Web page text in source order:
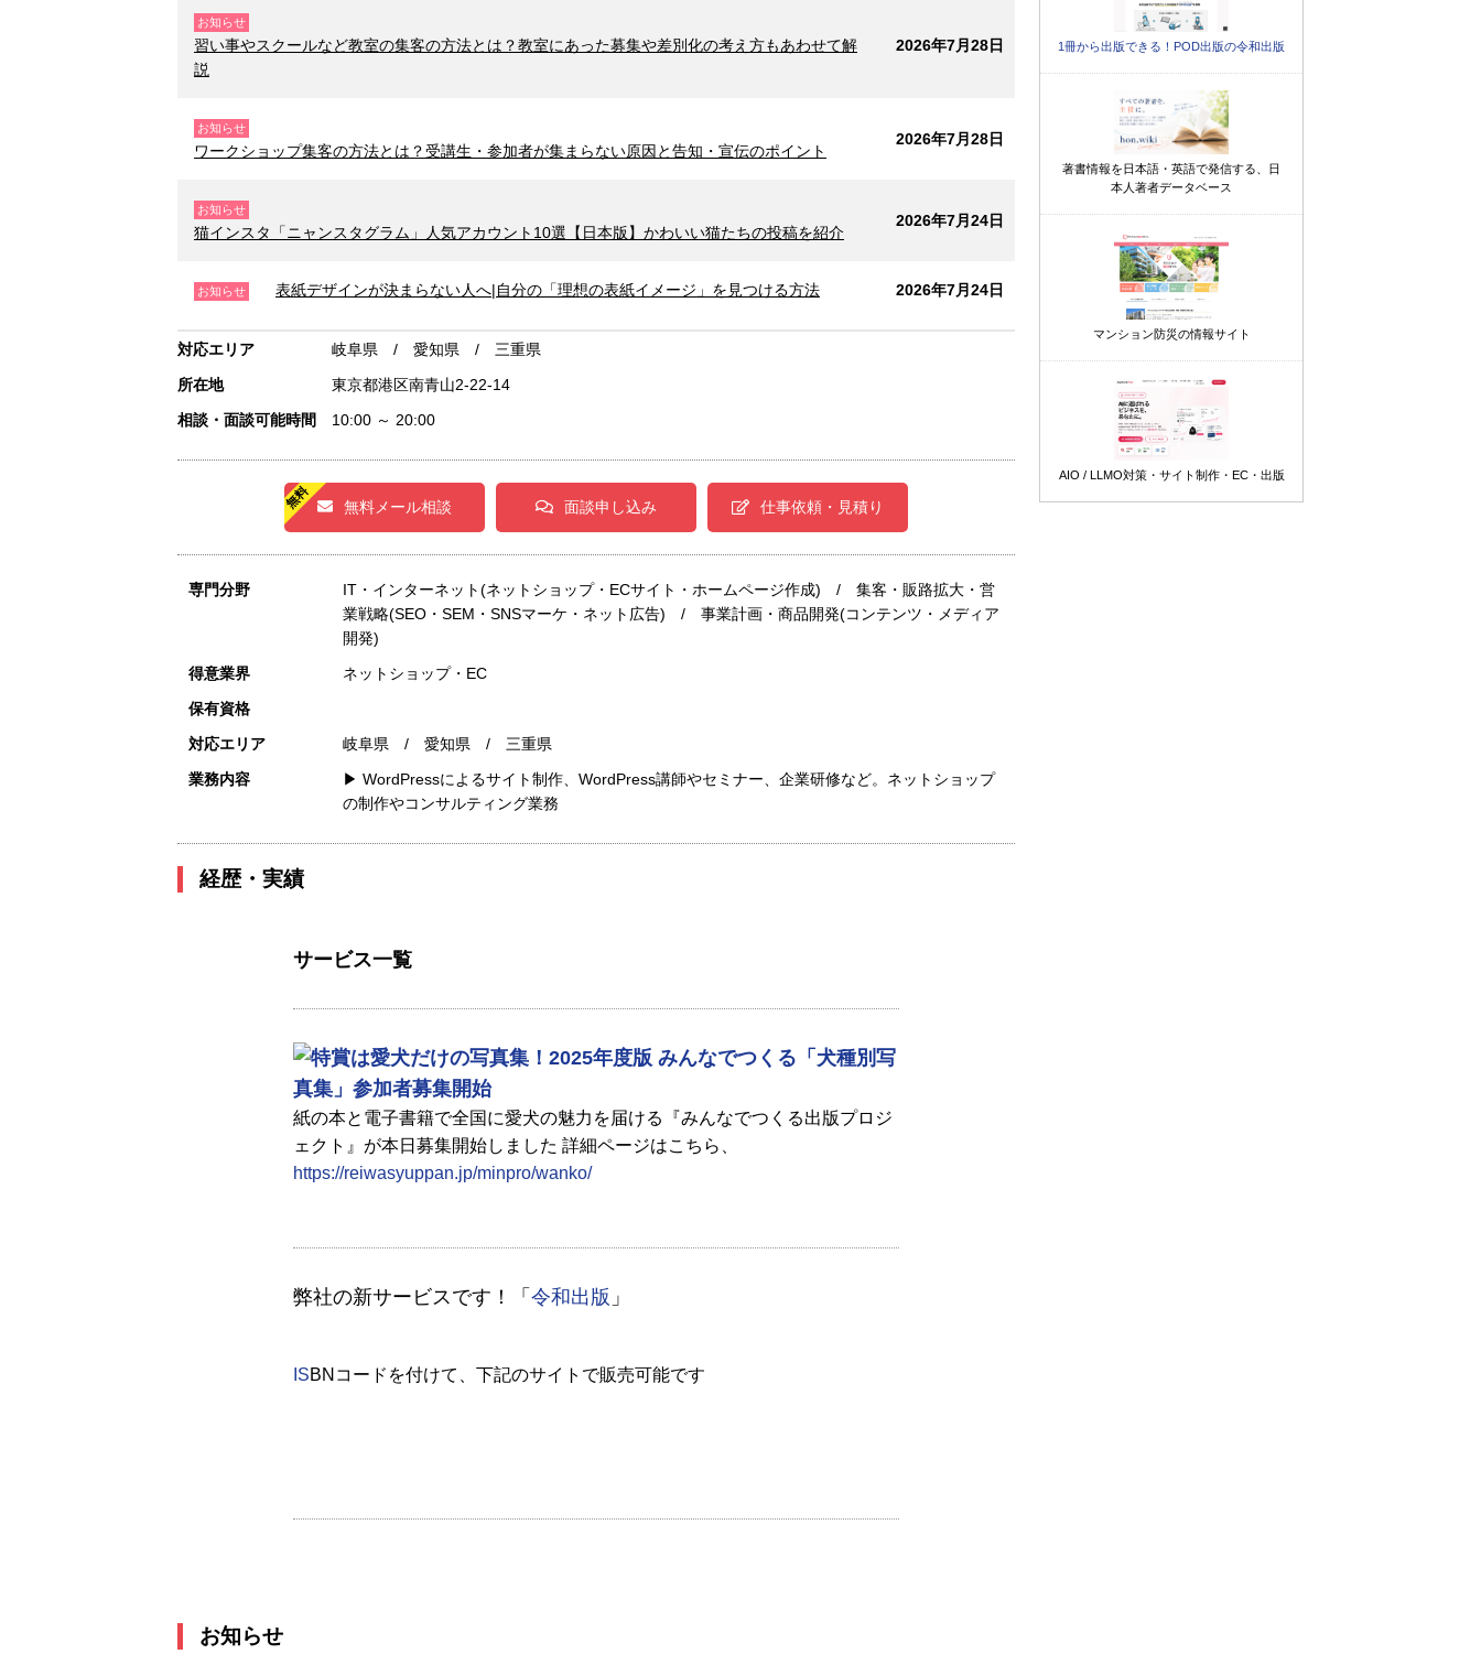
お知らせ
習い事やスクールなど教室の集客の方法とは？教室にあった募集や差別化の考え方もあわせて解
説
2026年7月28日
お知らせ
ワークショップ集客の方法とは？受講生・参加者が集まらない原因と告知・宣伝のポイント
2026年7月28日
お知らせ
猫インスタ「ニャンスタグラム」人気アカウント10選【日本版】かわいい猫たちの投稿を紹介
2026年7月24日
お知らせ 表紙デザインが決まらない人へ|自分の「理想の表紙イメージ」を見つける方法 2026年7月24日
対応エリア
岐阜県 / 愛知県 / 三重県
所在地
東京都港区南青山2-22-14
相談・面談可能時間
10:00 ～ 20:00
無料メール相談 面談申し込み 仕事依頼・見積り
専門分野
IT・インターネット(ネットショップ・ECサイト・ホームページ作成) / 集客・販路拡大・営
業戦略(SEO・SEM・SNSマーケ・ネット広告) / 事業計画・商品開発(コンテンツ・メディア
開発)
得意業界
ネットショップ・EC
保有資格
対応エリア
岐阜県 / 愛知県 / 三重県
業務内容
▶ WordPressによるサイト制作、WordPress講師やセミナー、企業研修など。ネットショップ
の制作やコンサルティング業務
経歴・実績
サービス一覧
紙の本と電子書籍で全国に愛犬の魅力を届ける『みんなでつくる出版プロジ
ェクト』が本日募集開始しました 詳細ページはこちら、
https://reiwasyuppan.jp/minpro/wanko/
弊社の新サービスです！「 令和出版 」
ISBNコードを付けて、下記のサイトで販売可能です
お知らせ
1冊から出版できる！POD出版の令和出版
著書情報を日本語・英語で発信する、日
本人著者データベース
マンション防災の情報サイト
AIO / LLMO対策・サイト制作・EC・出版